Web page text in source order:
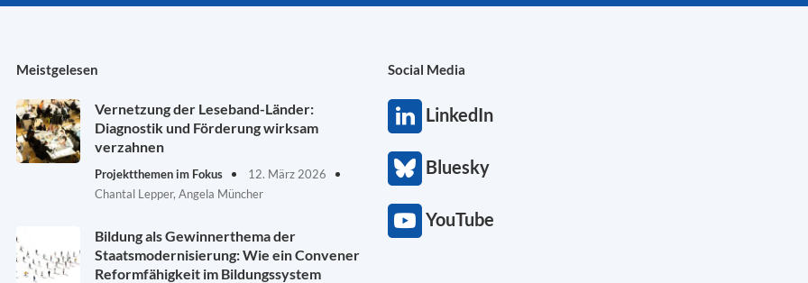
Meistgelesen
Vernetzung der Leseband-Länder:
Diagnostik und Förderung wirksam
verzahnen
Projektthemen im Fokus
12. März 2026
Chantal Lepper, Angela Müncher
Bildung als Gewinnerthema der
Staatsmodernisierung: Wie ein Convener
Reformfähigkeit im Bildungssystem
Social Media
LinkedIn
Bluesky
YouTube